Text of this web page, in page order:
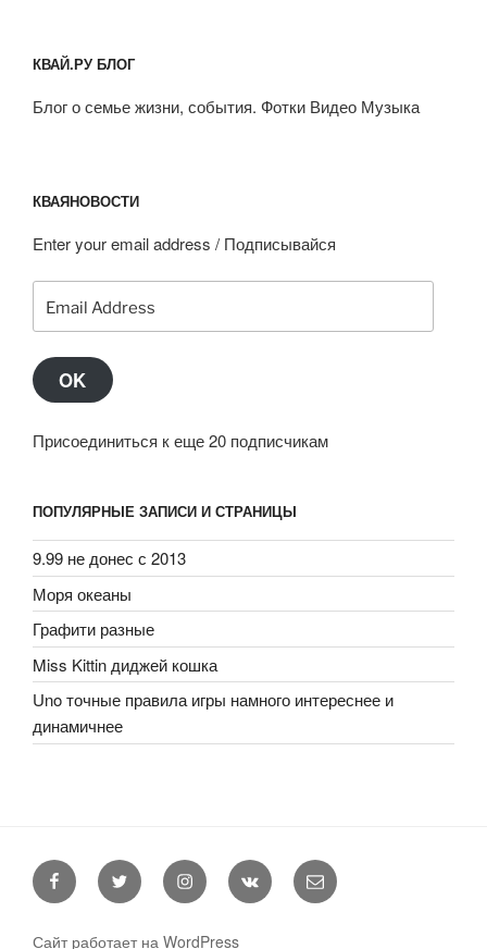
КВАЙ.РУ БЛОГ
Блог о семье жизни, события. Фотки Видео Музыка
КВАЯНОВОСТИ
Enter your email address / Подписывайся
Address
OK
Присоединиться к еще 20 подписчикам
ПОПУЛЯРНЫЕ ЗАПИСИ И СТРАНИЦЫ
9.99 не донес с 2013
Моря океаны
Графити разные
Miss Kittin диджей кошка
Uno точные правила игры намного интереснее и
динамичнее
FacebookTwitter InstagramVK
E-
mail
Сайт работает на WordPress